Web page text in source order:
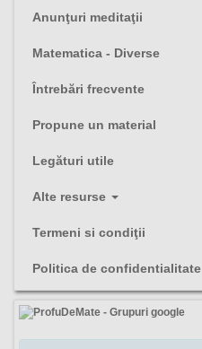
Anunţuri meditaţii
Matematica - Diverse
Întrebări frecvente
Propune un material
Legături utile
Alte resurse
Termeni si condiţii
Politica de confidentialitate